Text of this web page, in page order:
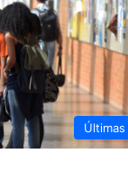
Últimas